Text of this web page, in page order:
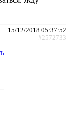
15/12/2018 05:37:52
#2572733